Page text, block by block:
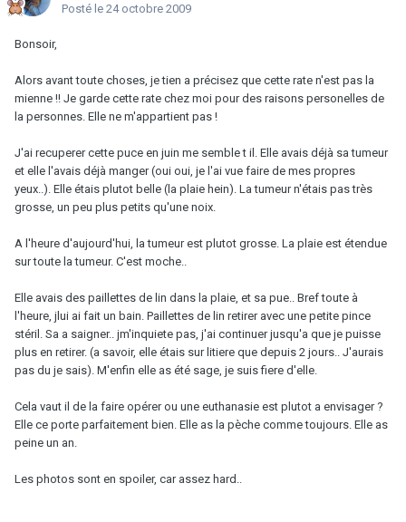
Posté le 24 octobre 2009
Bonsoir,
Alors avant toute choses, je tien a précisez que cette rate n'est pas la
mienne !! Je garde cette rate chez moi pour des raisons personelles de
la personnes. Elle ne m'appartient pas !
J'ai recuperer cette puce en juin me semble t il. Elle avais déjà sa tumeur
et elle l'avais déjà manger (oui oui, je l'ai vue faire de mes propres
yeux..). Elle étais plutot belle (la plaie hein). La tumeur n'étais pas très
grosse, un peu plus petits qu'une noix.
A l'heure d'aujourd'hui, la tumeur est plutot grosse. La plaie est étendue
sur toute la tumeur. C'est moche..
Elle avais des paillettes de lin dans la plaie, et sa pue.. Bref toute à
l'heure, jlui ai fait un bain. Paillettes de lin retirer avec une petite pince
stéril. Sa a saigner.. jm'inquiete pas, j'ai continuer jusqu'a que je puisse
plus en retirer. (a savoir, elle étais sur litiere que depuis 2 jours.. J'aurais
pas du je sais). M'enfin elle as été sage, je suis fiere d'elle.
Cela vaut il de la faire opérer ou une euthanasie est plutot a envisager ?
Elle ce porte parfaitement bien. Elle as la pèche comme toujours. Elle as
peine un an.
Les photos sont en spoiler, car assez hard..